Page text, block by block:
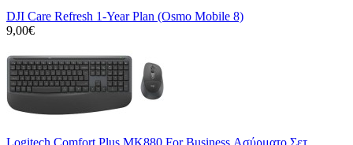
DJI Care Refresh 1-Year Plan (Osmo Mobile 8)
9,00€
Logitech Comfort Plus MK880 For Business Ασύρματο Σετ